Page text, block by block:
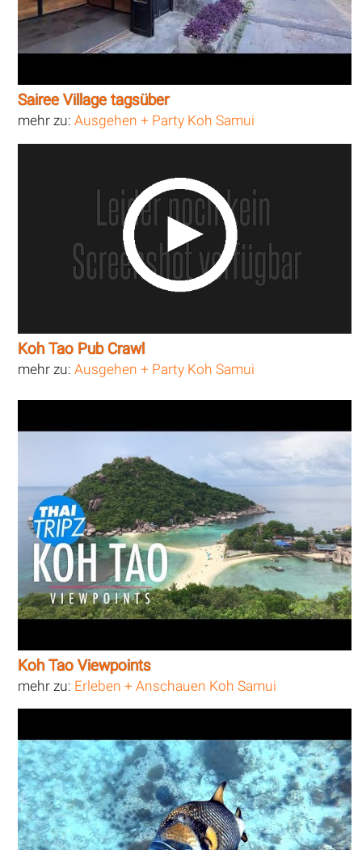
Sairee Village tagsüber
mehr zu:Ausgehen + Party Koh Samui
Koh Tao Pub Crawl
mehr zu:Ausgehen + Party Koh Samui
Koh Tao Viewpoints
mehr zu: Erleben + Anschauen Koh Samui